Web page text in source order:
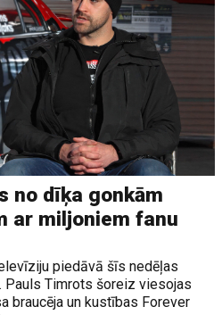
no dīķa gonkām
ar miljoniem fanu
piedāvā šīs nedēļas
Pauls Timrots šoreiz viesojas
braucēja un kustības Forever